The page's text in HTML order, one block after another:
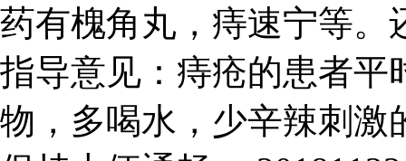
药有槐角丸，痔速宁等。
指导意见：痔疮的患者平
物，多喝水，少辛辣刺激